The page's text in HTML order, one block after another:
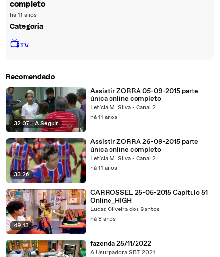
completo
há 11 anos
Categoria
📺TV
Recomendado
32:07 | A Seguir
Assistir ZORRA 05-09-2015 parte
única online completo
Letícia M. Silva - Canal 2
há 11 anos
33:26
Assistir ZORRA 26-09-2015 parte
única online completo
Letícia M. Silva - Canal 2
há 11 anos
49:13
CARROSSEL 25-05-2015 Capítulo 51
Online_HIGH
Lucas Oliveira dos Santos
há 8 anos
fazenda 25/11/2022
A Usurpadora SBT 2021